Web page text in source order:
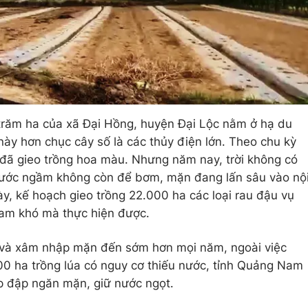
ha của xã Đại Hồng, huyện Đại Lộc nằm ở hạ du
hơn chục cây số là các thủy điện lớn. Theo chu kỳ
gieo trồng hoa màu. Nhưng năm nay, trời không có
ngầm không còn để bơm, mặn đang lấn sâu vào
kế hoạch gieo trồng 22.000 ha các loại rau đậu vụ
khó mà thực hiện được.
xâm nhập mặn đến sớm hơn mọi năm, ngoài việc
ha trồng lúa có nguy cơ thiếu nước, tỉnh Quảng Nam
ngăn mặn, giữ nước ngọt.